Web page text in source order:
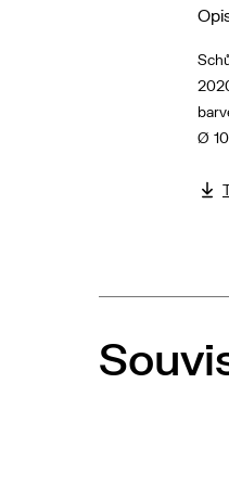
Ø